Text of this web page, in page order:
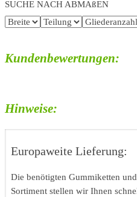
SUCHE NACH ABMAßEN
Kundenbewertungen:
Hinweise:
Europaweite Lieferung:
Die benötigten Gummiketten
Sortiment stellen wir Ihnen